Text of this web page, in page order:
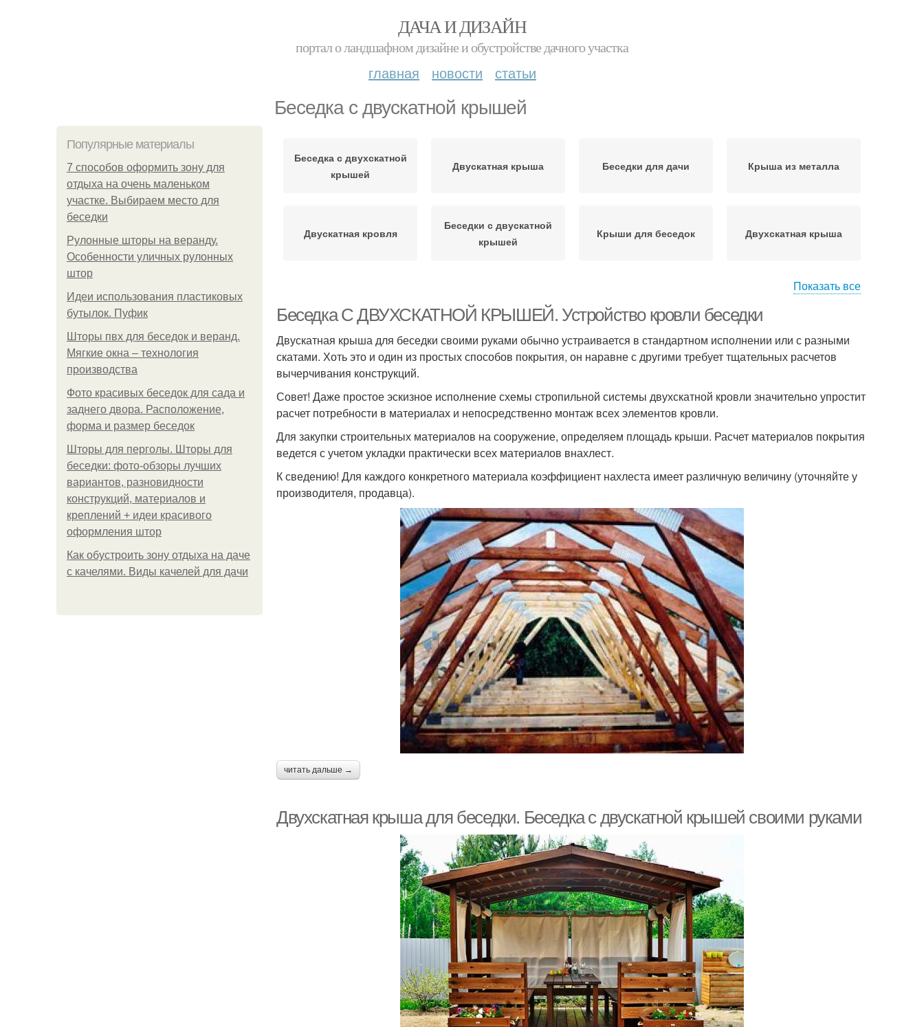
ДАЧА И ДИЗАЙН
портал о ландшафном дизайне и обустройстве дачного участка
главная новости статьи
Беседка с двускатной крышей
Популярные материалы
7 способов оформить зону для
отдыха на очень маленьком
участке. Выбираем место для
беседки
Рулонные шторы на веранду.
Особенности уличных рулонных
штор
Идеи использования пластиковых
бутылок. Пуфик
Шторы пвх для беседок и веранд.
Мягкие окна – технология
производства
Фото красивых беседок для сада и
заднего двора. Расположение,
форма и размер беседок
Шторы для перголы. Шторы для
беседки: фото-обзоры лучших
вариантов, разновидности
конструкций, материалов и
креплений + идеи красивого
оформления штор
Как обустроить зону отдыха на даче
с качелями. Виды качелей для дачи
Беседка с двухскатной
крышей
Двускатная крыша Беседки для дачи Крыша из металла
Двускатная кровля
Беседки с двускатной
крышей
Крыши для беседок Двухскатная крыша
крышей
Простая крыша
беседок
Деревянная беседка Односкатная крыша
крышей
Показать все
Беседка С ДВУХСКАТНОЙ КРЫШЕЙ. Устройство кровли беседки
Двускатная крыша для беседки своими руками обычно устраивается в стандартном исполнении или с разными
скатами. Хоть это и один из простых способов покрытия, он наравне с другими требует тщательных расчетов
вычерчивания конструкций.
Совет! Даже простое эскизное исполнение схемы стропильной системы двухскатной кровли значительно упростит
расчет потребности в материалах и непосредственно монтаж всех элементов кровли.
Для закупки строительных материалов на сооружение, определяем площадь крыши. Расчет материалов покрытия
ведется с учетом укладки практически всех материалов внахлест.
К сведению! Для каждого конкретного материала коэффициент нахлеста имеет различную величину (уточняйте у
производителя, продавца).
читать дальше →
Двухскатная крыша для беседки. Беседка с двускатной крышей своими руками